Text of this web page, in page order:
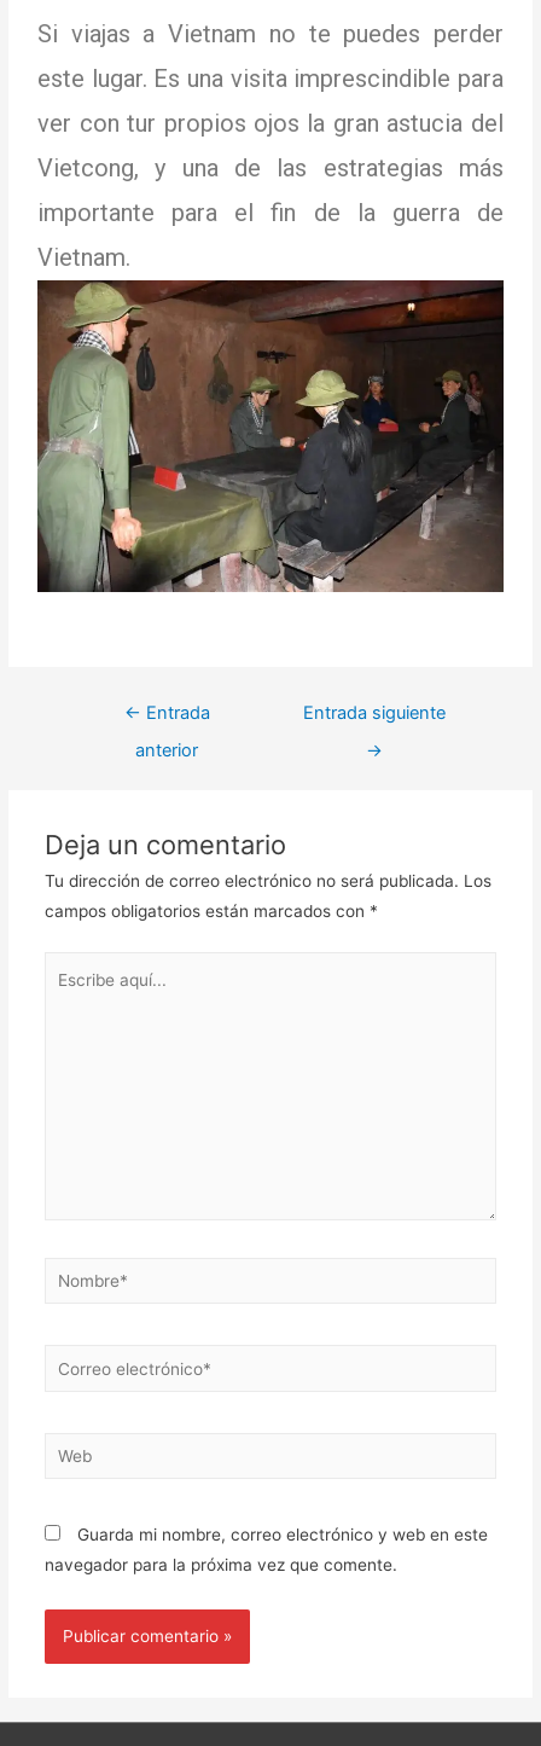
Si viajas a Vietnam no te puedes perder
este lugar. Es una visita imprescindible para
ver con tur propios ojos la gran astucia del
Vietcong, y una de las estrategias más
importante para el fin de la guerra de
Vietnam.
← Entrada
anterior
Entrada siguiente
→
Deja un comentario
Tu dirección de correo electrónico no será publicada. Los
campos obligatorios están marcados con *
Guarda mi nombre, correo electrónico y web en este
navegador para la próxima vez que comente.